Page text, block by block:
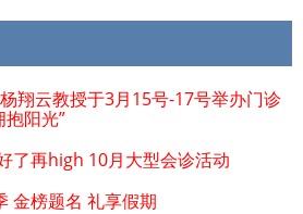
翔云教授于3月15号-17号举办门诊
阳光”
了再high 10月大型会诊活动
金榜题名 礼享假期